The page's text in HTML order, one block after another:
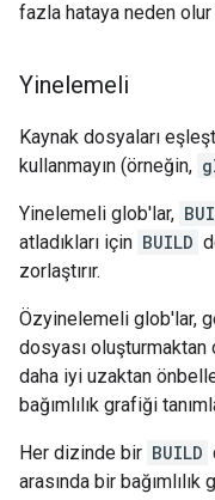
fazla hataya neden
Yinelemeli
Kaynak dosyaları
kullanmayın (örneğin,
Yinelemeli glob'lar,
atladıkları için BUILD
zorlaştırır.
Özyinelemeli glob'lar,
dosyası
daha iyi uzaktan
bağımlılık grafiği
Her dizinde bir BUILD
arasında bir